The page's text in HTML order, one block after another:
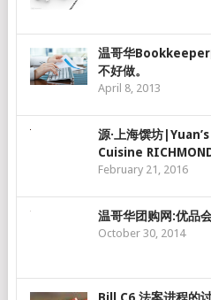
温哥华Bookkeeper
不好做。
April 8, 2013
源·上海馔坊
Cuisine
February 21, 2016
温哥华团购网:优品
October 30, 2014